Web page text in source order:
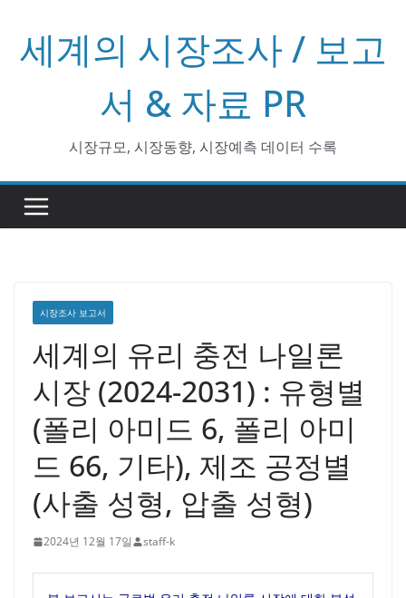
기
세계의 시장조사 / 보고
서 & 자료 PR
시장규모, 시장동향, 시장예측 데이터 수록
시장조사 보고서
세계의 유리 충전 나일론
시장 (2024-2031) : 유형별
(폴리 아미드 6, 폴리 아미
드 66, 기타), 제조 공정별
(사출 성형, 압출 성형)
2024년 12월 17일 staff-k